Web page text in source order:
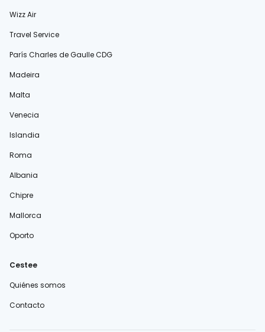
Wizz Air
Travel Service
París Charles de Gaulle CDG
Madeira
Malta
Venecia
Islandia
Roma
Albania
Chipre
Mallorca
Oporto
Cestee
Quiénes somos
Contacto